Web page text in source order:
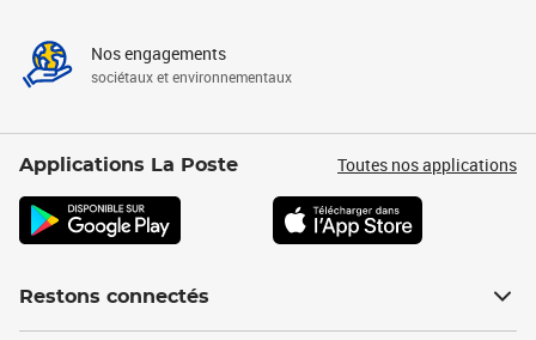
Nos engagements
sociétaux et environnementaux
Applications La Poste Toutes nos applications
Restons connectés